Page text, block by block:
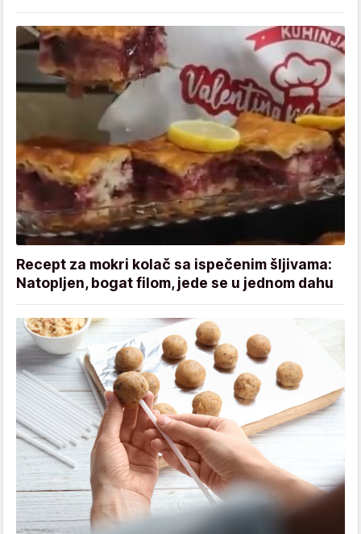
Recept za mokri kolač sa ispečenim šljivama:
Natopljen, bogat filom, jede se u jednom dahu